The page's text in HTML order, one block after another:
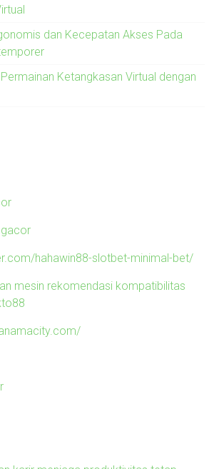
dan Kecepatan Akses Pada
Ketangkasan Virtual dengan
hahawin88-slotbet-minimal-bet/
mesin rekomendasi kompatibilitas